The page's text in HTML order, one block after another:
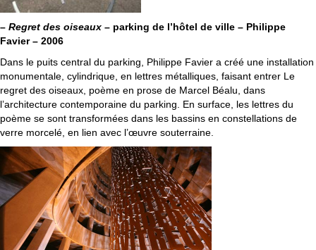
– Regret des oiseaux – parking de l’hôtel de ville – Philippe
Favier – 2006
Dans le puits central du parking, Philippe Favier a créé une installation
monumentale, cylindrique, en lettres métalliques, faisant entrer Le
regret des oiseaux, poème en prose de Marcel Béalu, dans
l’architecture contemporaine du parking. En surface, les lettres du
poème se sont transformées dans les bassins en constellations de
verre morcelé, en lien avec l’œuvre souterraine.